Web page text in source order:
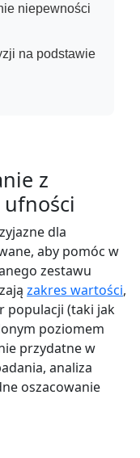
niepewności
na podstawie
z
ufności
dla
aby pomóc w
zestawu
zakres wartości,
populacji (taki jak
poziomem
przydatne w
analiza
oszacowanie